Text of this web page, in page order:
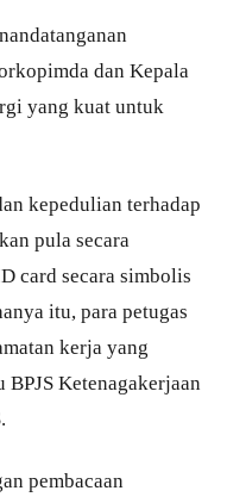
dan Kepala
yang kuat untuk
kepedulian terhadap
pula secara
card secara simbolis
itu, para petugas
kerja yang
Ketenagakerjaan
pembacaan